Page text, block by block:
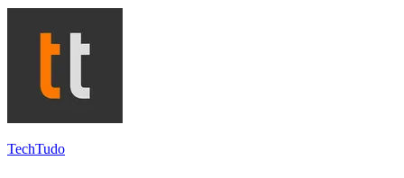
TechTudo